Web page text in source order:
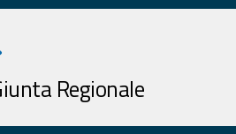
Regionale